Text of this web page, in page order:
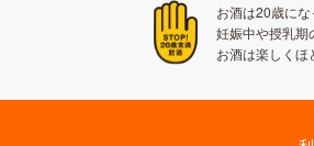
お酒は20歳に
妊娠中や授乳期
お酒は楽しくほ